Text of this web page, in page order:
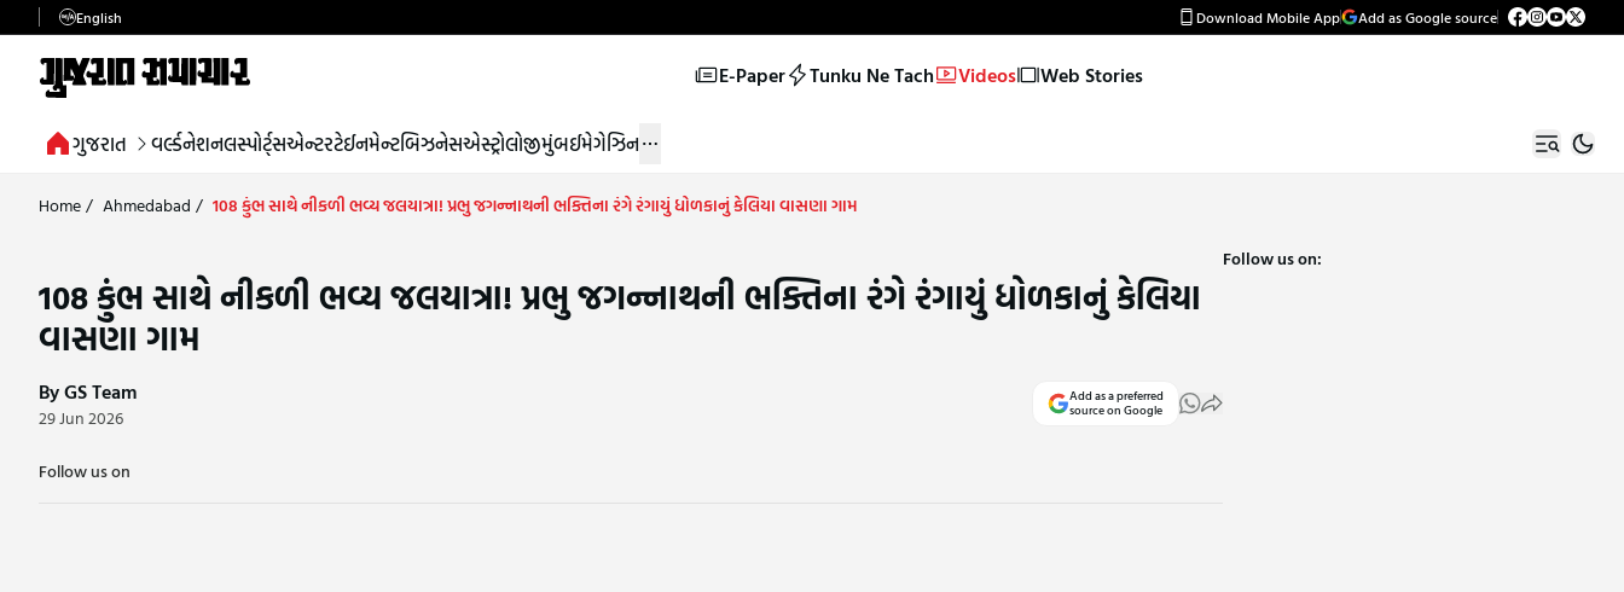
English Download Mobile App Add as Google source
E-Paper Tunku Ne Tach Videos Web Stories
ગુજરાત વર્લ્ડનેશનલસ્પોર્ટ્સએન્ટરટેઈનમેન્ટબિઝનેસએસ્ટ્રોલોજીમુંબઈમેગેઝિન
Home/ Ahmedabad / 108 કુંભ સાથે નીકળી ભવ્ય જલયાત્રા! પ્રભુ જગન્નાથની ભક્તિના રંગે રંગાયું ધોળકાનું કેલિયા વાસણા ગામ
108 કુંભ સાથે નીકળી ભવ્ય જલયાત્રા! પ્રભુ જગન્નાથની ભક્તિના રંગે રંગાયું ધોળકાનું કેલિયા
વાસણા ગામ
By GS Team
29 Jun 2026
Add as a preferred
source on Google
Follow us on
Follow us on: